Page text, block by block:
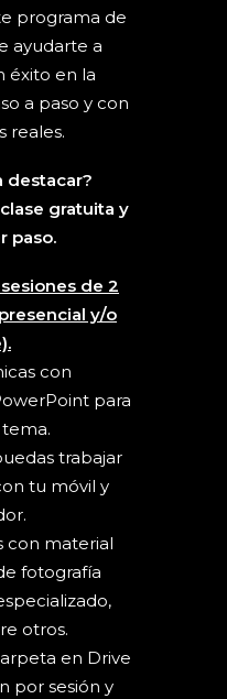
programa de
ayudarte a
éxito en la
a paso y con
reales.
destacar?
gratuita y
paso.
de 2
y/o
con
para
trabajar
tu móvil y
con material
fotografía
otros.
en Drive
por sesión y